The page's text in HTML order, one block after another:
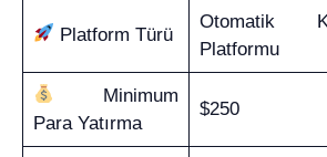
Platform Türü
Otomatik
Platformu
Minimum
Para Yatırma
$250